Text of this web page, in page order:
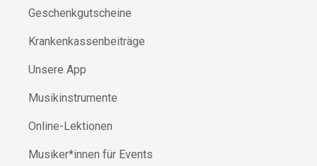
Geschenkgutscheine
Krankenkassenbeiträge
Unsere App
Musikinstrumente
Online-Lektionen
Musiker*innen für Events